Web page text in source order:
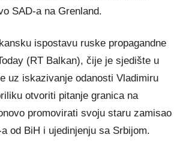
SAD-a na Grenland.
ispostavu ruske propagandne
(RT Balkan), čije je sjedište u
uz iskazivanje odanosti Vladimiru
otvoriti pitanje granica na
promovirati svoju staru zamisao
od BiH i ujedinjenju sa Srbijom.